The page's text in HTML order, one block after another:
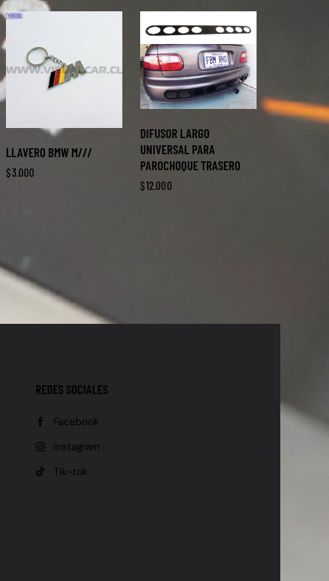
LLAVERO BMW M///
$3.000
DIFUSOR LARGO
UNIVERSAL PARA
PAROCHOQUE TRASERO
$12.000
REDES SOCIALES
Facebook
Instagram
Tik-tok
MULTA NO GRABADO PATENTE, GRABADO DE VIDRIOS, GRABADO DE ESPEJOS, GRABADO
de seguridad Antofagasta